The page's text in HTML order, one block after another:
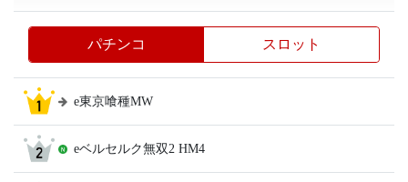
パチンコ スロット
e東京喰種MW
eベルセルク無双2 HM4